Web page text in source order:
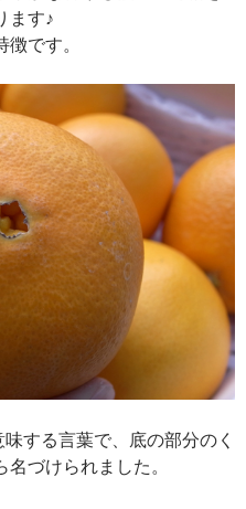
ます♪
です。
味する言葉で、底の部分のく
づけられました。